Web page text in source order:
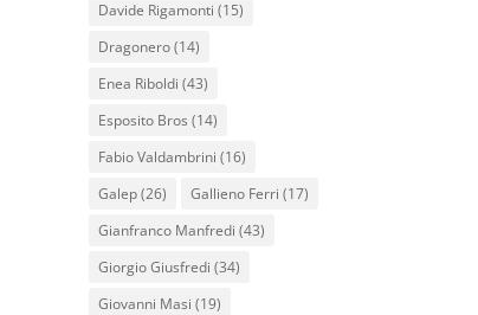
Davide Rigamonti (15)
Dragonero(14)
Enea Riboldi (43)
Esposito Bros (14)
Fabio Valdambrini (16)
Galep(26) Gallieno Ferri (17)
Gianfranco Manfredi (43)
Giorgio Giusfredi (34)
Giovanni Masi (19)